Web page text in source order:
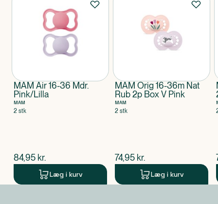
For at sikre sikkerhed og hygiejne skal sutten
udskiftes efter 1-2 måneder. Test altid sutten før hver
MAM Air 16-36 Mdr.
Pink/Lilla
MAM
2 stk
$nuværende pris
84,95 kr.
Læg i kurv
MAM Orig 16-36m Nat
Rub 2p Box V Pink
MAM
2 stk
$nuværende pris
74,95 kr.
Læg i kurv